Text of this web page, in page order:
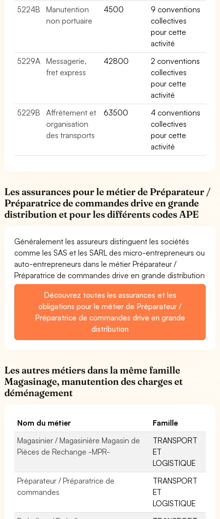
5224B
Manutention
non portuaire
4500
9 conventions
collectives
pour cette
activité
5229A Messagerie,
fret express
42800
2 conventions
collectives
pour cette
activité
5229B
Affrètement et
organisation
des transports
63500
4 conventions
collectives
pour cette
activité
Les assurances pour le métier de Préparateur /
Préparatrice de commandes drive en grande
distribution et pour les différents codes APE
Généralement les assureurs distinguent les sociétés
comme les SAS et les SARL des micro-entrepreneurs ou
auto-entrepreneurs dans le métier Préparateur /
Préparatrice de commandes drive en grande distribution
Découvrez toutes les assurances et les
obligations pour le métier de Préparateur /
Préparatrice de commandes drive en grande
distribution
Les autres métiers dans la même famille
Magasinage, manutention des charges et
déménagement
Nom du métier
Famille
Magasinier / Magasinière Magasin de
Pièces de Rechange -MPR-
TRANSPORT
ET
LOGISTIQUE
Préparateur / Préparatrice de
commandes
TRANSPORT
ET
LOGISTIQUE